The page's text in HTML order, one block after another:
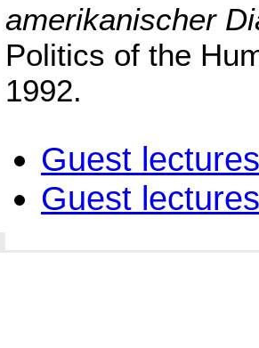
amerikanischer
Politics of the
1992.
Guest
Guest